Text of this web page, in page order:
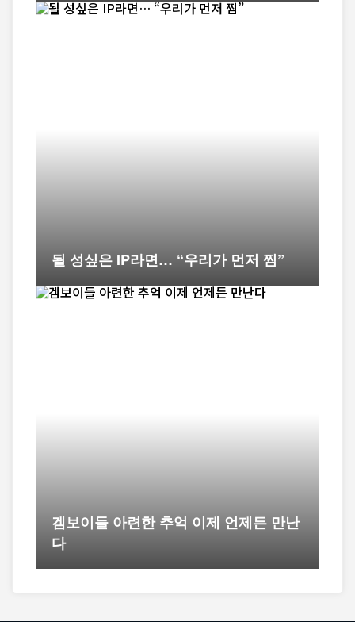
될 성싶은 IP라면… “우리가 먼저 찜”
겜보이들 아련한 추억 이제 언제든 만난
다